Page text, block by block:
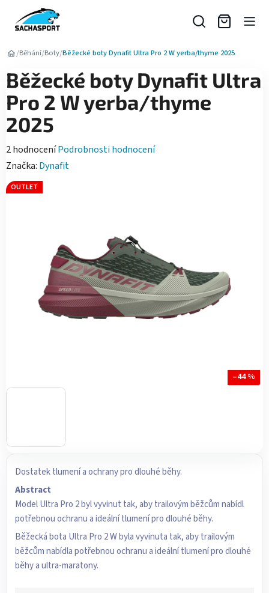
obsah
/Běhání/Boty/Běžecké boty Dynafit Ultra Pro 2 W yerba/thyme 2025
Dostatek tlumení a ochrany pro dlouhé běhy.
Abstract
Model Ultra Pro 2 byl vyvinut tak, aby trailovým běžcům nabídl
potřebnou ochranu a ideální tlumení pro dlouhé běhy.
Běžecká bota Ultra Pro 2 W byla vyvinuta tak, aby trailovým
běžcům nabídla potřebnou ochranu a ideální tlumení pro dlouhé
běhy a ultra-maratony.
Běžecké boty Dynafit Ultra
Pro 2 W yerba/thyme
2025
Průměrné
hodnocení
produktu
je
2 hodnoceníPodrobnosti hodnocení
Značka: Dynafit
OUTLET
–44 %